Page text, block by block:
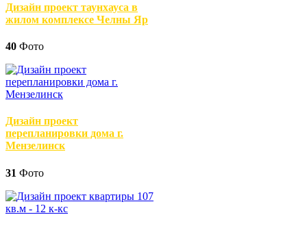
Дизайн проект таунхауса в
жилом комплексе Челны Яр
40 Фото
Дизайн проект
перепланировки дома г.
Мензелинск
31 Фото